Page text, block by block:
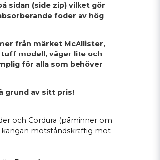
sidan (side zip) vilket gör
foder av hög
från märket McAllister,
modell, väger lite och
för alla som behöver
grund av sitt pris!
och Cordura (påminner om
motståndskraftig mot